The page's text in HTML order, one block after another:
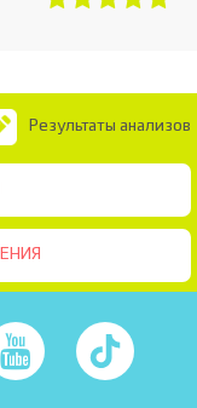
Результаты анализов